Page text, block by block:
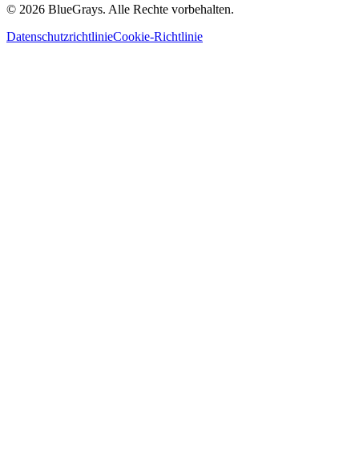
© 2026 BlueGrays. Alle Rechte vorbehalten.
DatenschutzrichtlinieCookie-Richtlinie